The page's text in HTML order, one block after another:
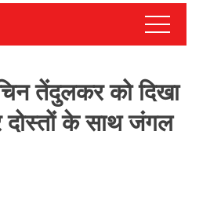
तेंदुलकर को दिखा
दोस्तों के साथ जंगल